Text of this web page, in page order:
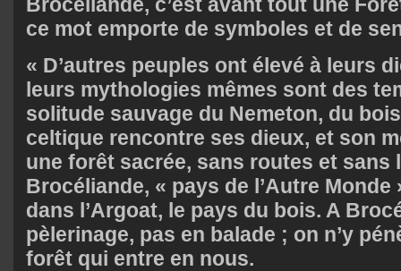
ce mot emporte de symboles et de
« D’autres peuples ont élevé à leurs
leurs mythologies mêmes sont des
solitude sauvage du Nemeton, du
celtique rencontre ses dieux, et son
une forêt sacrée, sans routes et sans
Brocéliande, « pays de l’Autre Monde
dans l’Argoat, le pays du bois. A
pèlerinage, pas en balade ; on n’y
forêt qui entre en nous.